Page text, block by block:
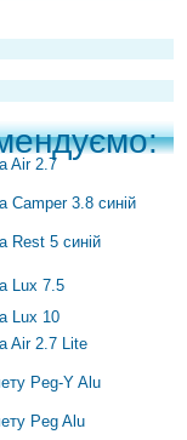
Air 2.7
Camper 3.8 синій
Rest 5 синій
Lux 7.5
Lux 10
Air 2.7 Lite
Peg-Y Alu
Peg Alu